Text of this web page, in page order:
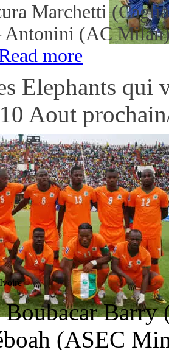
Marchetti
Antonini (AC
more
Elephants qui
Aout
Boubacar
(ASEC